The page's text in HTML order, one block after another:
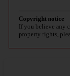
Copyright notice
If you believe any
property rights,